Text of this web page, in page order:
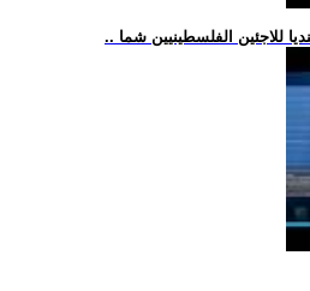
للاجئين الفلسطينيين شما